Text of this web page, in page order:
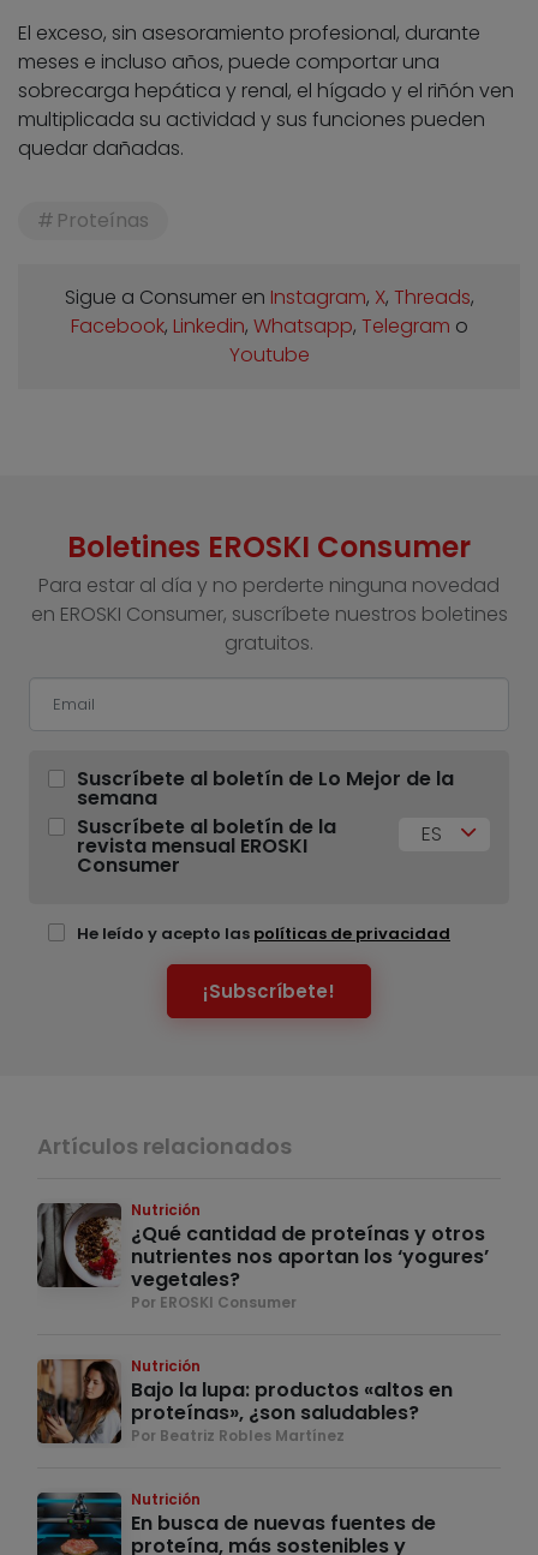
El exceso, sin asesoramiento profesional, durante
meses e incluso años, puede comportar una
sobrecarga hepática y renal, el hígado y el riñón ven
multiplicada su actividad y sus funciones pueden
quedar dañadas.
Proteínas
Sigue a Consumer en Instagram, X, Threads,
Facebook, Linkedin, Whatsapp, Telegram o
Youtube
Boletines EROSKI Consumer
Para estar al día y no perderte ninguna novedad
en EROSKI Consumer, suscríbete nuestros boletines
gratuitos.
Suscríbete al boletín de Lo Mejor de la
semana
Suscríbete al boletín de la
revista mensual EROSKI
Consumer
ES
He leído y acepto las políticas de privacidad
¡Subscríbete!
Artículos relacionados
Nutrición
¿Qué cantidad de proteínas y otros
nutrientes nos aportan los ‘yogures’
vegetales?
Por EROSKI Consumer
Nutrición
Bajo la lupa: productos «altos en
proteínas», ¿son saludables?
Por Beatriz Robles Martínez
Nutrición
En busca de nuevas fuentes de
proteína, más sostenibles y